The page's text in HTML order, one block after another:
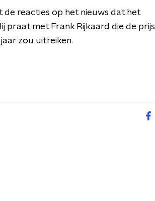
de reacties op het nieuws dat het
praat met Frank Rijkaard die de prijs
zou uitreiken.